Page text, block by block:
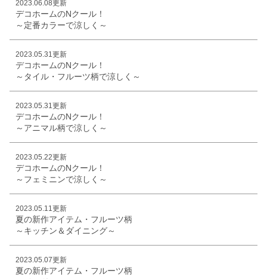
2023.06.08更新
デコホームのNクール！
～定番カラーで涼しく～
2023.05.31更新
デコホームのNクール！
～タイル・フルーツ柄で涼しく～
2023.05.31更新
デコホームのNクール！
～アニマル柄で涼しく～
2023.05.22更新
デコホームのNクール！
～フェミニンで涼しく～
2023.05.11更新
夏の新作アイテム・フルーツ柄
～キッチン＆ダイニング～
2023.05.07更新
夏の新作アイテム・フルーツ柄